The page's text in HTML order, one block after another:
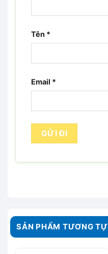
Tên *
Email *
SẢN PHẨM TƯƠNG TỰ